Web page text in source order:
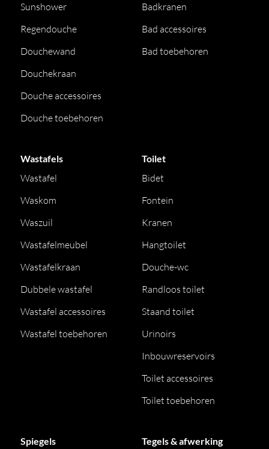
Sunshower
Regendouche
Douchewand
Douchekraan
Douche accessoires
Douche toebehoren
Badkranen
Bad accessoires
Bad toebehoren
Wastafels
Wastafel
Waskom
Waszuil
Wastafelmeubel
Wastafelkraan
Dubbele wastafel
Wastafel accessoires
Wastafel toebehoren
Toilet
Bidet
Fontein
Kranen
Hangtoilet
Douche-wc
Randloos toilet
Staand toilet
Urinoirs
Inbouwreservoirs
Toilet accessoires
Toilet toebehoren
Spiegels Tegels & afwerking